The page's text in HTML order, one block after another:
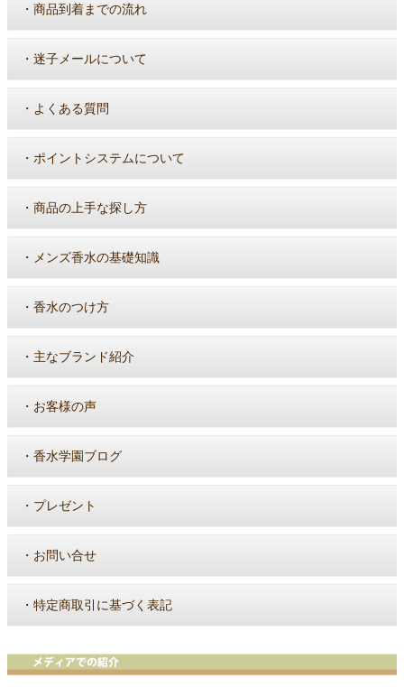
・ 商品到着までの流れ
・ 迷子メールについて
・ よくある質問
・ ポイントシステムについて
・ 商品の上手な探し方
・ メンズ香水の基礎知識
・ 香水のつけ方
・ 主なブランド紹介
・ お客様の声
・ 香水学園ブログ
・ プレゼント
・ お問い合せ
・ 特定商取引に基づく表記